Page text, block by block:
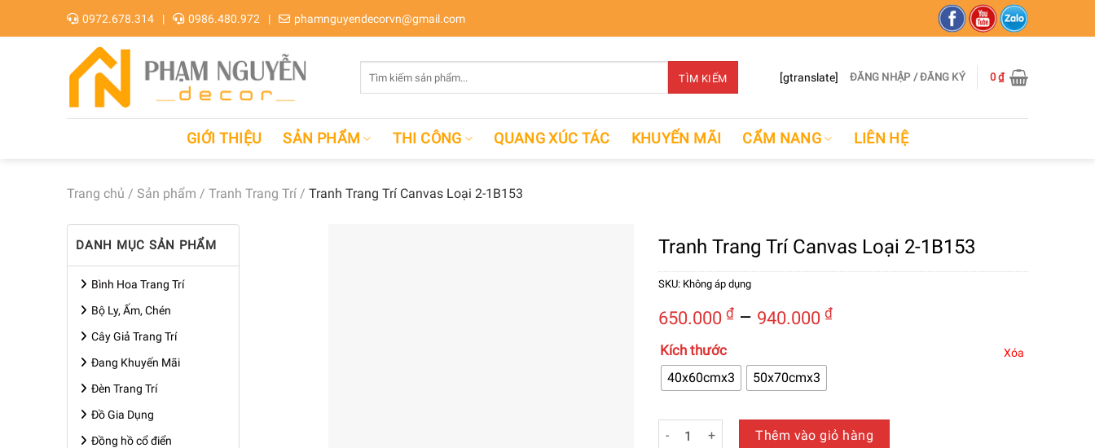
0972.678.314 0986.480.972 phamnguyendecorvn@gmail.com
Tìm
kiếm:
TÌM KIẾM [gtranslate] ĐĂNG NHẬP / ĐĂNG KÝ 0₫
GIỚI THIỆU SẢN PHẨM THI CÔNG QUANG XÚC TÁC KHUYẾN MÃI CẨM NANG LIÊN HỆ
Trang chủ / Sản phẩm / Tranh Trang Trí / Tranh Trang Trí Canvas Loại 2-1B153
DANH MỤC SẢN PHẨM
Bình Hoa Trang Trí
Bộ Ly, Ấm, Chén
Cây Giả Trang Trí
Đang Khuyến Mãi
Đèn Trang Trí
Đồ Gia Dụng
Đồng hồ cổ điển
Tranh Trang Trí Canvas Loại 2-1B153
SKU: Không áp dụng
650.000 ₫ – 940.000 ₫Khoảng
940.000 ₫
Kích thước
40x60cmx3 50x70cmx3
Xóa
Tranh Trang Trí Canvas Loại 2-1B153 số lượng
Thêm vào giỏ hàng